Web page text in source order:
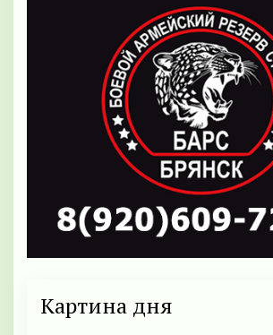
Картина дня